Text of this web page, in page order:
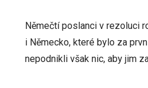
Němečtí poslanci v rezoluci
i Německo, které bylo za
nepodnikli však nic, aby jim